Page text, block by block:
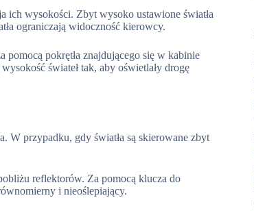
ich wysokości. Zbyt wysoko ustawione światła
ograniczają widoczność kierowcy.
pokrętła znajdującego się w kabinie
świateł tak, aby oświetlały drogę
W przypadku, gdy światła są skierowane zbyt
reflektorów. Za pomocą klucza do
i nieoślepiający.